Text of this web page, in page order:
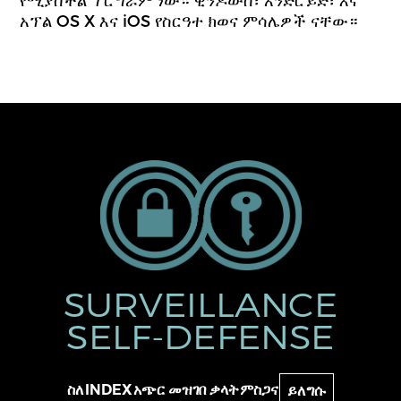
አፕል OS X እና iOS የስርዓተ ክወና ምሳሌዎች ናቸው።
SURVEILLANCE
SELF-DEFENSE
ስለ INDEXአጭር መዝገበ ቃላትምስጋና ይለግሱ